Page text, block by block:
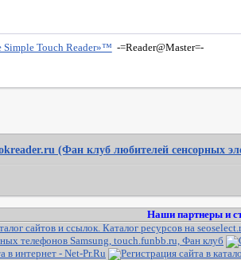
Simple Touch Reader»™ -=Reader@Master=-
(Фан клуб любителей сенсорных
Наши партнеры и